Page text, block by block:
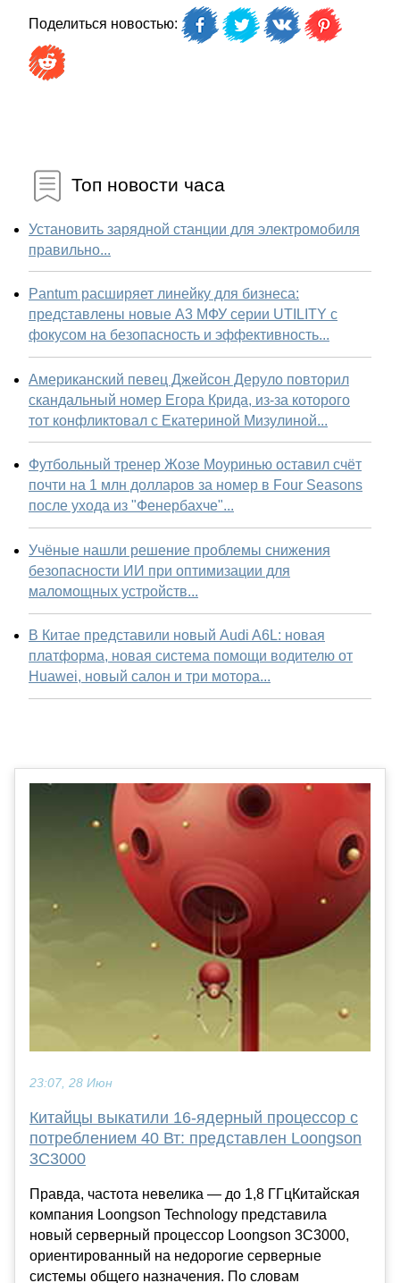
Поделиться новостью:
Топ новости часа
Установить зарядной станции для электромобиля
правильно...
Pantum расширяет линейку для бизнеса:
представлены новые А3 МФУ серии UTILITY с
фокусом на безопасность и эффективность...
Американский певец Джейсон Деруло повторил
скандальный номер Егора Крида, из-за которого
тот конфликтовал с Екатериной Мизулиной...
Футбольный тренер Жозе Моуринью оставил счёт
почти на 1 млн долларов за номер в Four Seasons
после ухода из "Фенербахче"...
Учёные нашли решение проблемы снижения
безопасности ИИ при оптимизации для
маломощных устройств...
В Китае представили новый Audi A6L: новая
платформа, новая система помощи водителю от
Huawei, новый салон и три мотора...
23:07, 28 Июн
Китайцы выкатили 16-ядерный процессор с
потреблением 40 Вт: представлен Loongson
3C3000
Правда, частота невелика — до 1,8 ГГцКитайская
компания Loongson Technology представила
новый серверный процессор Loongson 3C3000,
ориентированный на недорогие серверные
системы общего назначения. По словам